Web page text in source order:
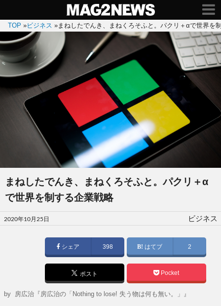
TOP »ビジネス »まねしたでんき、まねくろそふと。パクリ＋αで世界を
まねしたでんき、まねくろそふと。パクリ＋α
で世界を制する企業戦略
投
稿
2020年10月25日 ビジネス
シェア 398 はてブ 2
ポスト Pocket
by 房広治『房広治の「Nothing to lose! 失う物は何も無い。」』